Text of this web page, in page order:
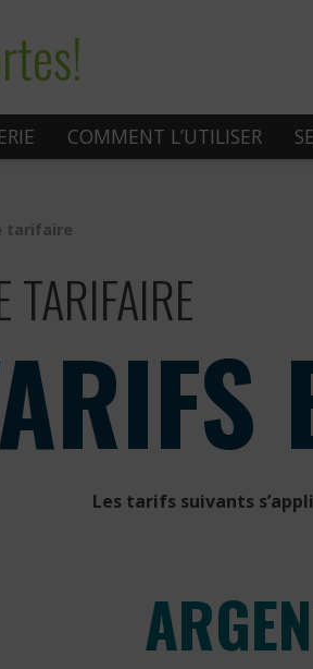
COMMENT L’UTILISER
tarifaire
TARIFAIRE
Les tarifs suivants